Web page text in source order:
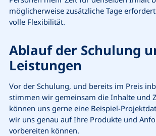
möglicherweise zusätzliche Tage
volle Flexibilität.
Ablauf der Schulung
Leistungen
Vor der Schulung, und bereits im Preis
stimmen wir gemeinsam die Inhalte und
können uns gerne eine Beispiel-
wir uns genau auf Ihre Produkte und
vorbereiten können.